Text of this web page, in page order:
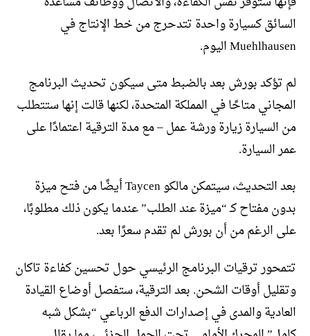
السائق كسيارة واحدة تتدحرج من خط الإنتاج في
Muehlhausen اليوم.
لم تؤكد بورش بعد بالضبط متى سيكون تحديث البرنامج
المجاني متاحًا في المملكة المتحدة، لكنها قالت إنها ستتطلب
من السيارة زيارة ورشة عمل – مع مدة الترقية اعتمادًا على
عمر السيارة.
بعد التحديث، سيتمكن مالكو Taycen أيضًا من فتح ميزة
بدون مفتاح كـ “ميزة عند الطلب” عندما يكون ذلك مطلوبًا،
على الرغم من أن بورش لم تقدم سعرًا بعد.
تتمحور ترقيات البرنامج الرئيسي حول تحسين كفاءة تاكان
وتقليل أوقات الشحن. بعد الترقية، ستفصل أوضاع القيادة
العادية والمدى في إصدارات الدفع الرباعي “بشكل شبه